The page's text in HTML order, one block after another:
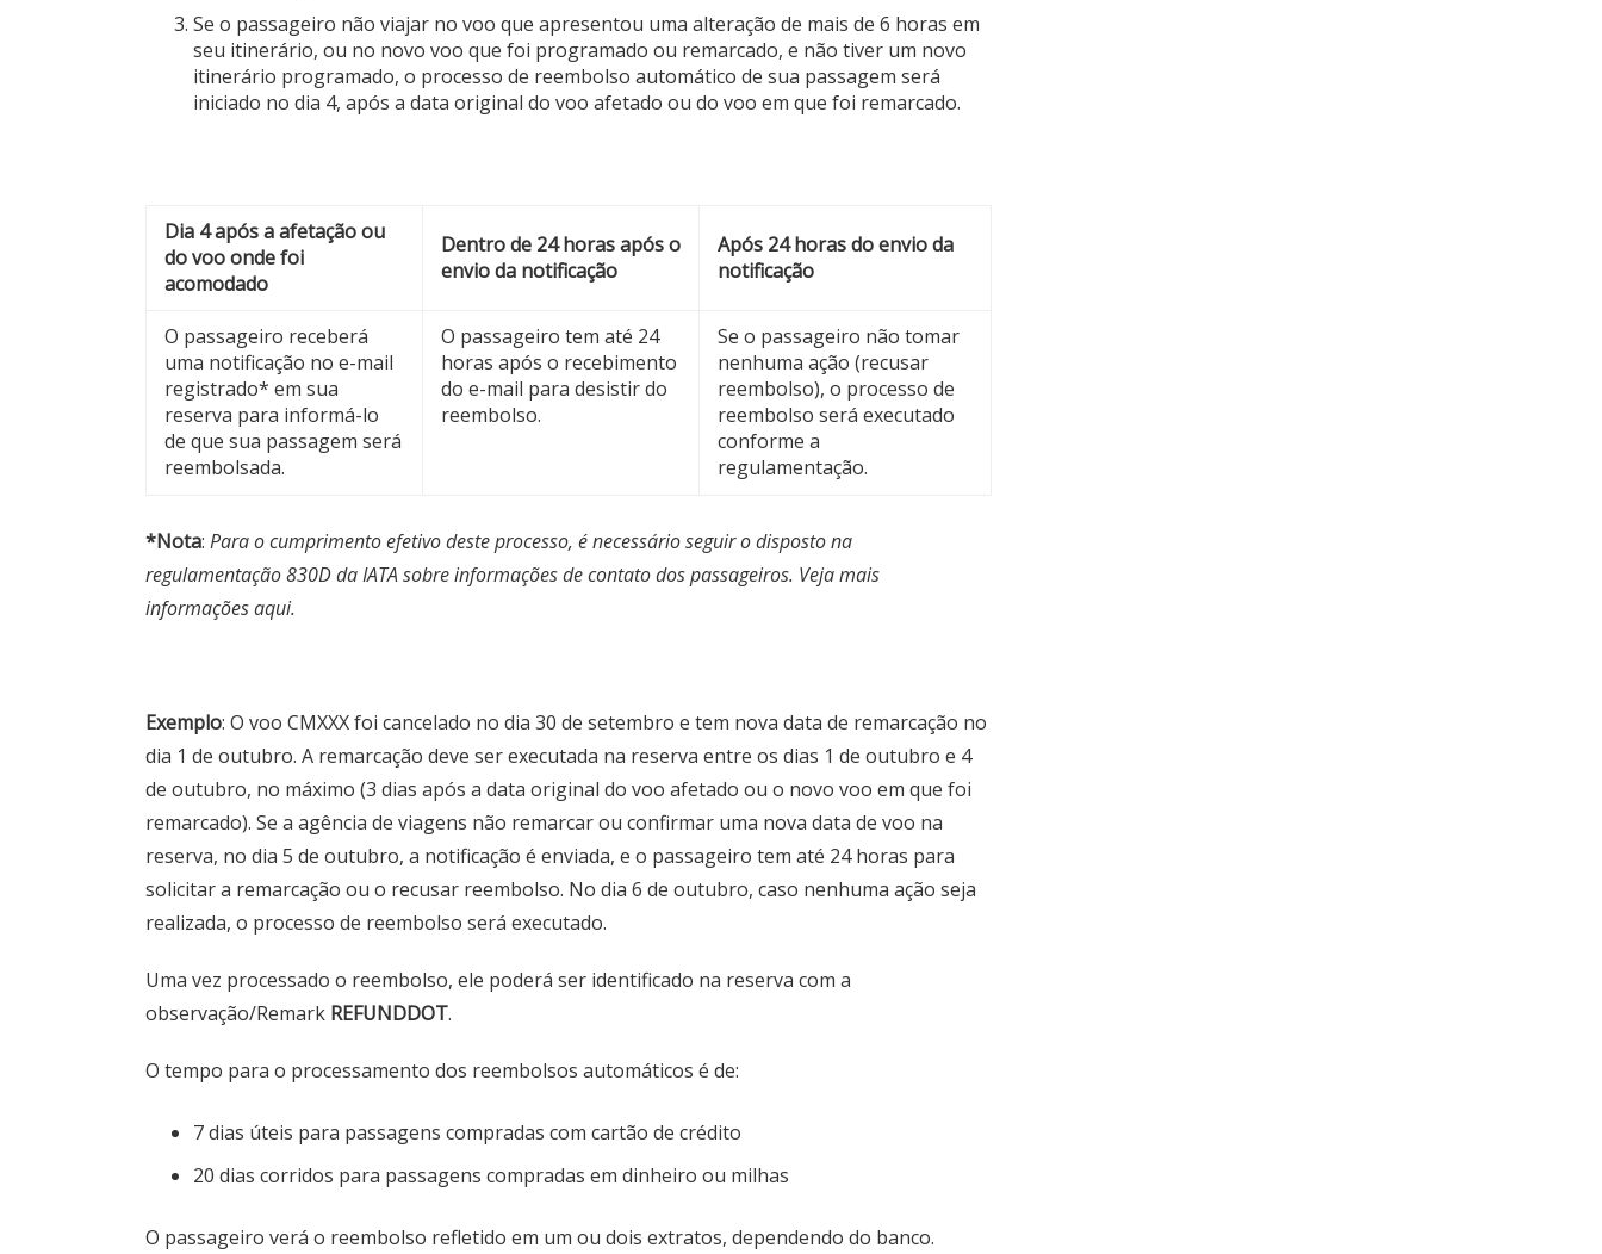
Se o passageiro não viajar no voo que apresentou uma alteração de mais de 6 horas em
seu itinerário, ou no novo voo que foi programado ou remarcado, e não tiver um novo
itinerário programado, o processo de reembolso automático de sua passagem será
iniciado no dia 4, após a data original do voo afetado ou do voo em que foi remarcado.
Dia 4 após a afetação ou
do voo onde foi
acomodado
Dentro de 24 horas após o
envio da notificação
Após 24 horas do envio da
notificação
O passageiro receberá
uma notificação no e-mail
registrado* em sua
reserva para informá-lo
de que sua passagem será
reembolsada.
O passageiro tem até 24
horas após o recebimento
do e-mail para desistir do
reembolso.
Se o passageiro não tomar
nenhuma ação (recusar
reembolso), o processo de
reembolso será executado
conforme a
regulamentação.
*Nota: Para o cumprimento efetivo deste processo, é necessário seguir o disposto na
regulamentação 830D da IATA sobre informações de contato dos passageiros. Veja mais
informaçõesaqui.
Exemplo: O voo CMXXX foi cancelado no dia 30 de setembro e tem nova data de remarcação no
dia 1 de outubro. A remarcação deve ser executada na reserva entre os dias 1 de outubro e 4
de outubro, no máximo (3 dias após a data original do voo afetado ou o novo voo em que foi
remarcado). Se a agência de viagens não remarcar ou confirmar uma nova data de voo na
reserva, no dia 5 de outubro, a notificação é enviada, e o passageiro tem até 24 horas para
solicitar a remarcação ou o recusar reembolso. No dia 6 de outubro, caso nenhuma ação seja
realizada, o processo de reembolso será executado.
Uma vez processado o reembolso, ele poderá ser identificado na reserva com a
observação/Remark REFUNDDOT.
O tempo para o processamento dos reembolsos automáticos é de:
7 dias úteis para passagens compradas com cartão de crédito
20 dias corridos para passagens compradas em dinheiro ou milhas
O passageiro verá o reembolso refletido em um ou dois extratos, dependendo do banco.